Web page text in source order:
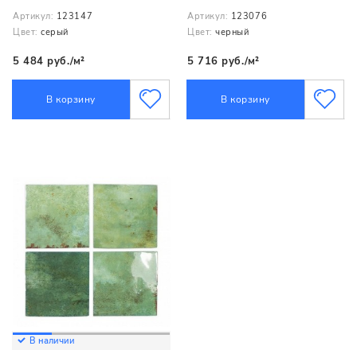
Артикул: 123147
Цвет: серый
5 484 руб./м²
В корзину
Артикул: 123076
Цвет: черный
5 716 руб./м²
В корзину
В наличии